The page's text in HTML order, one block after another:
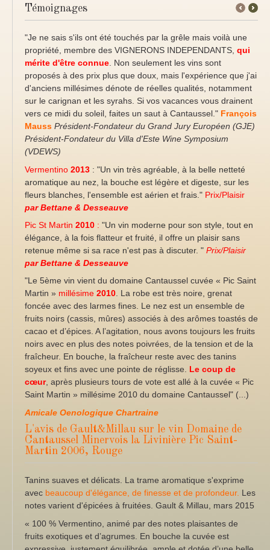
Témoignages
Next
←
"Je ne sais s'ils ont été touchés par la grêle mais voilà une
propriété, membre des VIGNERONS INDEPENDANTS, qui
mérite d'être connue. Non seulement les vins sont
proposés à des prix plus que doux, mais l'expérience que j'ai
d'anciens millésimes dénote de réelles qualités, notamment
sur le carignan et les syrahs. Si vos vacances vous drainent
vers ce midi du soleil, faites un saut à Cantaussel." François
Mauss Président-Fondateur du Grand Jury Européen (GJE)
Président-Fondateur du Villa d'Este Wine Symposium
(VDEWS)
Vermentino 2013 : "Un vin très agréable, à la belle netteté
aromatique au nez, la bouche est légère et digeste, sur les
fleurs blanches, l'ensemble est aérien et frais." Prix/Plaisir
par Bettane & Desseauve
Pic St Martin 2010 : "Un vin moderne pour son style, tout en
élégance, à la fois flatteur et fruité, il offre un plaisir sans
retenue même si sa race n'est pas à discuter. " Prix/Plaisir
par Bettane & Desseauve
"Le 5ème vin vient du domaine Cantaussel cuvée « Pic Saint
Martin » millésime 2010. La robe est très noire, grenat
foncée avec des larmes fines. Le nez est un ensemble de
fruits noirs (cassis, mûres) associés à des arômes toastés de
cacao et d’épices. A l’agitation, nous avons toujours les fruits
noirs avec en plus des notes poivrées, de la tension et de la
fraîcheur. En bouche, la fraîcheur reste avec des tanins
soyeux et fins avec une pointe de réglisse. Le coup de
cœur, après plusieurs tours de vote est allé à la cuvée « Pic
Saint Martin » millésime 2010 du domaine Cantaussel" (...)
Amicale Oenologique Chartraine
L'avis de Gault&Millau sur le vin Domaine de
Cantaussel Minervois la Livinière Pic Saint-
Martin 2006, Rouge
Tanins suaves et délicats. La trame aromatique s'exprime
avec beaucoup d'élégance, de finesse et de profondeur. Les
notes varient d'épicées à fruitées. Gault & Millau, mars 2015
« 100 % Vermentino, animé par des notes plaisantes de
fruits exotiques et d’agrumes. En bouche la cuvée est